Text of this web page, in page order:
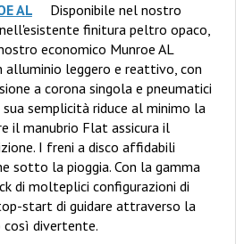
AL
Disponibile nel nostro
finitura peltro opaco,
economico Munroe AL
alluminio leggero e reattivo, con
a corona singola e pneumatici
semplicità riduce al minimo la
il manubrio Flat assicura il
I freni a disco affidabili
sotto la pioggia. Con la gamma
di molteplici configurazioni di
start di guidare attraverso la
divertente.